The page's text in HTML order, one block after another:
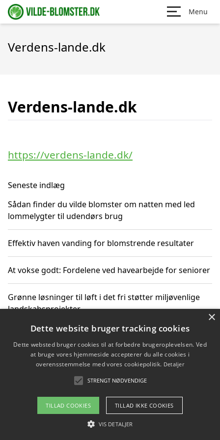
Menu
Verdens-lande.dk
Verdens-lande.dk
https://verdens-lande.dk/
Seneste indlæg
Sådan finder du vilde blomster om natten med led
lommelygter til udendørs brug
Effektiv haven vanding for blomstrende resultater
At vokse godt: Fordelene ved havearbejde for seniorer
Grønne løsninger til løft i det fri støtter miljøvenlige
landskabsprojekter
Gør haven til et frirum for familien og naturen
Copyright 2026 - Pilanto Aps
Om / kontakt
Blog Betingelser
×
Dette website bruger tracking cookies
Dette websted bruger cookies til at forbedre brugeroplevelsen. Ved
at bruge vores hjemmeside accepterer du alle cookies i
overensstemmelse med vores cookiepolitik. Detaljer
STRENGT NØDVENDIGE
TILLAD COOKIES TILLAD IKKE COOKIES
VIS DETALJER